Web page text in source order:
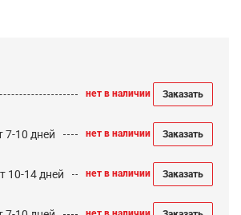
нет в наличии Заказать
7-10 дней нет в наличии Заказать
10-14 дней нет в наличии Заказать